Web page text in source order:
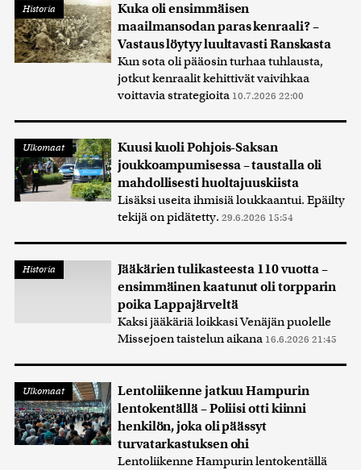
Historia
Kuka oli ensimmäisen
maailmansodan paras kenraali? –
Vastaus löytyy luultavasti Ranskasta
Kun sota oli pääosin turhaa tuhlausta,
jotkut kenraalit kehittivät vaivihkaa
voittavia strategioita 10.7.2026 22:00
Ulkomaat
Kuusi kuoli Pohjois-Saksan
joukkoampumisessa – taustalla oli
mahdollisesti huoltajuuskiista
Lisäksi useita ihmisiä loukkaantui. Epäilty
tekijä on pidätetty. 29.6.2026 15:54
Historia
Jääkärien tulikasteesta 110 vuotta –
ensimmäinen kaatunut oli torpparin
poika Lappajärveltä
Kaksi jääkäriä loikkasi Venäjän puolelle
Missejoen taistelun aikana 16.6.2026 21:45
Ulkomaat
Lentoliikenne jatkuu Hampurin
lentokentällä – Poliisi otti kiinni
henkilön, joka oli päässyt
turvatarkastuksen ohi
Lentoliikenne Hampurin lentokentällä